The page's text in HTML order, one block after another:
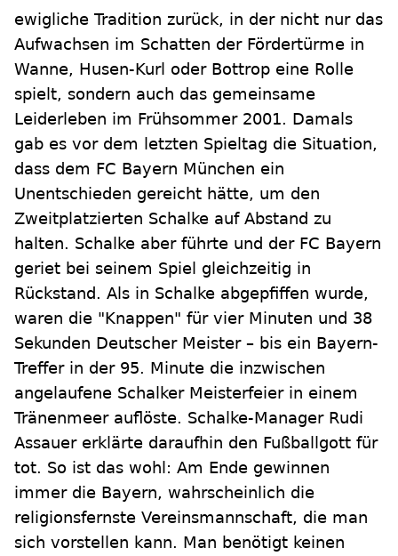
ewigliche Tradition zurück, in der nicht nur das
Aufwachsen im Schatten der Fördertürme in
Wanne, Husen-Kurl oder Bottrop eine Rolle
spielt, sondern auch das gemeinsame
Leiderleben im Frühsommer 2001. Damals
gab es vor dem letzten Spieltag die Situation,
dass dem FC Bayern München ein
Unentschieden gereicht hätte, um den
Zweitplatzierten Schalke auf Abstand zu
halten. Schalke aber führte und der FC Bayern
geriet bei seinem Spiel gleichzeitig in
Rückstand. Als in Schalke abgepfiffen wurde,
waren die "Knappen" für vier Minuten und 38
Sekunden Deutscher Meister – bis ein Bayern-
Treffer in der 95. Minute die inzwischen
angelaufene Schalker Meisterfeier in einem
Tränenmeer auflöste. Schalke-Manager Rudi
Assauer erklärte daraufhin den Fußballgott für
tot. So ist das wohl: Am Ende gewinnen
immer die Bayern, wahrscheinlich die
religionsfernste Vereinsmannschaft, die man
sich vorstellen kann. Man benötigt keinen